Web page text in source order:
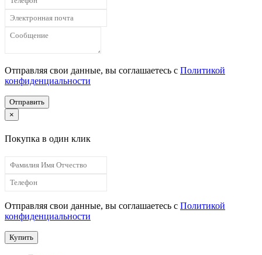
Отправляя свои данные, вы соглашаетесь с Политикой
конфиденциальности
Отправить
×
Покупка в один клик
Отправляя свои данные, вы соглашаетесь с Политикой
конфиденциальности
Купить